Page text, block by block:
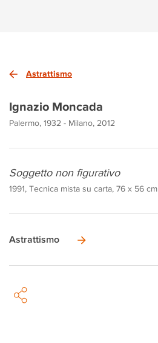
Astrattismo
Ignazio Moncada
Palermo, 1932 - Milano, 2012
Soggetto non figurativo
1991, Tecnica mista su carta, 76 x 56 cm
Astrattismo